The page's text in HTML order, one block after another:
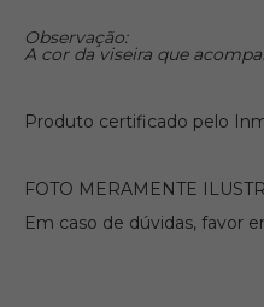
Observação:
A cor da viseira que
Produto certificado pelo
FOTO MERAMENTE
Em caso de dúvidas, favor